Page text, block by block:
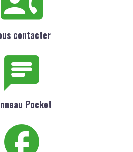
contacter
Pocket